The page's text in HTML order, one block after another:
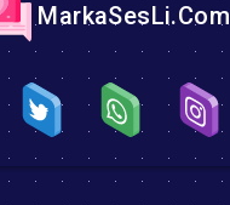
MarkaSesLi.Com